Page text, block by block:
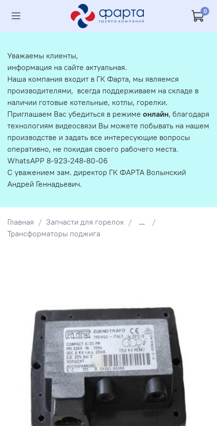
0
Главная Запчасти для горелок
...
Трансформаторы поджига
Уважаемы клиенты,
информация на сайте актуальная.
Наша компания входит в ГК Фарта, мы являемся
производителями, всегда поддерживаем на складе в
наличии готовые котельные, котлы, горелки.
Приглашаем Вас убедиться в режиме онлайн, благодаря
технологиям видеосвязи Вы можете побывать на нашем
производстве и задать все интересующие вопросы
оперативно, не покидая своего рабочего места.
WhatsAPP 8-923-248-80-06
С уважением зам. директор ГК ФАРТА Волынский
Андрей Геннадьевич.